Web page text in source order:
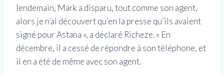
lendemain, Mark a disparu, tout comme son agent,
alors je n’ai découvert qu’en la presse qu’ils avaient
signé pour Astana », a déclaré Richeze. « En
décembre, il a cessé de répondre à son téléphone, et
il en a été de même avec son agent.